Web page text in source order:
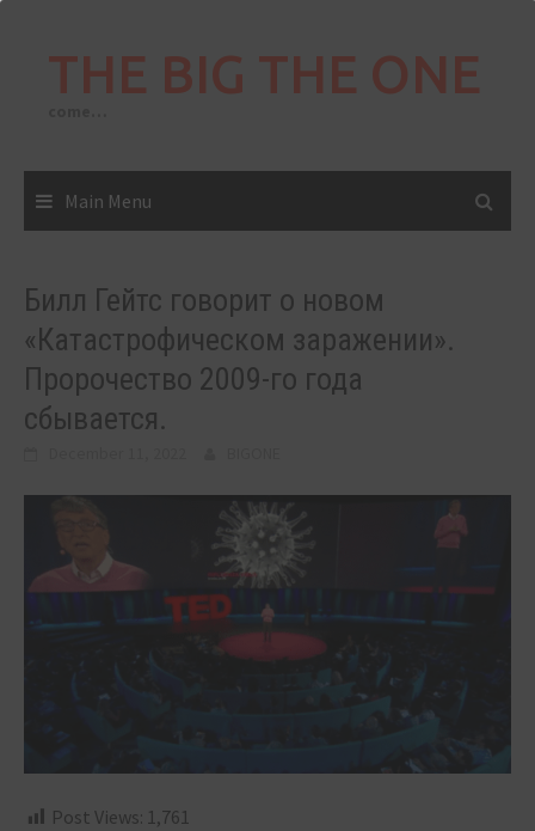
THE BIG THE ONE
Main Menu
Билл Гейтс говорит о новом
«Катастрофическом заражении».
Пророчество 2009-го года
сбывается.
Post Views: 1,761